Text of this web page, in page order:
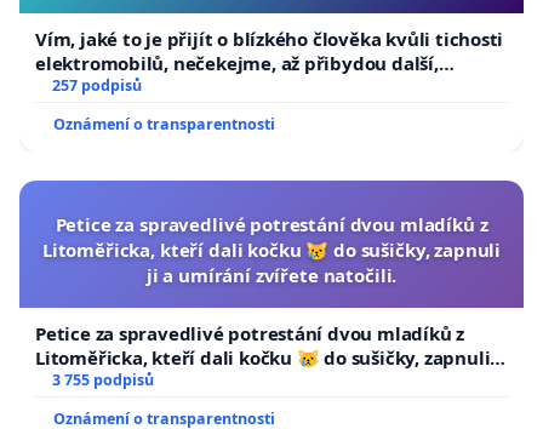
Vím, jaké to je přijít o blízkého člověka kvůli tichosti
elektromobilů, nečekejme, až přibydou další,
zaveďme slyšitelná auta!
257 podpisů
Oznámení o transparentnosti
Petice za spravedlivé potrestání dvou mladíků z
Litoměřicka, kteří dali kočku 😿 do sušičky, zapnuli
ji a umírání zvířete natočili.
Petice za spravedlivé potrestání dvou mladíků z
Litoměřicka, kteří dali kočku 😿 do sušičky, zapnuli ji
a umírání zvířete natočili.
3 755 podpisů
Oznámení o transparentnosti